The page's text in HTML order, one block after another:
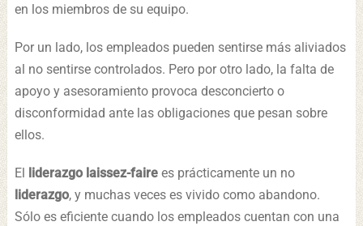
en los miembros de su equipo.
Por un lado, los empleados pueden sentirse más aliviados
al no sentirse controlados. Pero por otro lado, la falta de
apoyo y asesoramiento provoca desconcierto o
disconformidad ante las obligaciones que pesan sobre
ellos.
El liderazgo laissez-fairees prácticamente un no
liderazgo, y muchas veces es vivido como abandono.
Sólo es eficiente cuando los empleados cuentan con una